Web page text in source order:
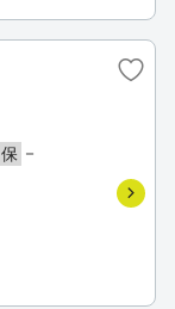
保 －